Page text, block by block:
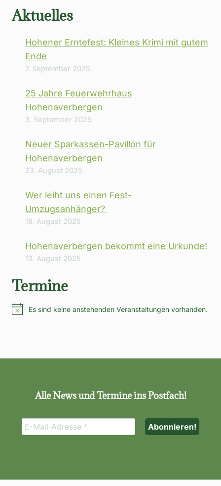
Aktuelles
Hohener Erntefest: Kleines Krimi mit gutem
Ende
7. September 2025
25 Jahre Feuerwehrhaus
Hohenaverbergen
3. September 2025
Neuer Sparkassen-Pavillon für
Hohenaverbergen
23. August 2025
Wer leiht uns einen Fest-
Umzugsanhänger?
18. August 2025
Hohenaverbergen bekommt eine Urkunde!
13. August 2025
Termine
HinweisEs sind keine anstehenden Veranstaltungen vorhanden.
Alle News und Termine ins Postfach!